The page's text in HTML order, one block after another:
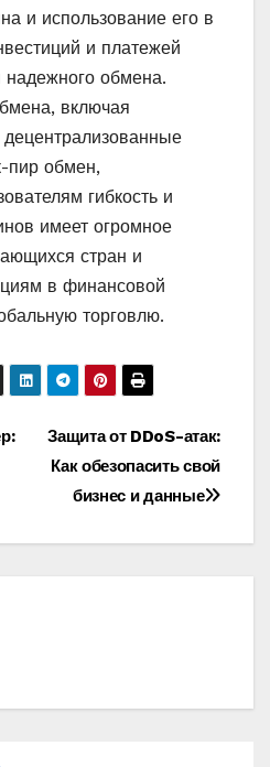
и использование его в
и платежей
надежного обмена.
включая
пир обмен,
гибкость и
имеет огромное
стран и
в финансовой
торговлю.
Защита от DDoS-атак:
Как обезопасить свой
бизнес и данные